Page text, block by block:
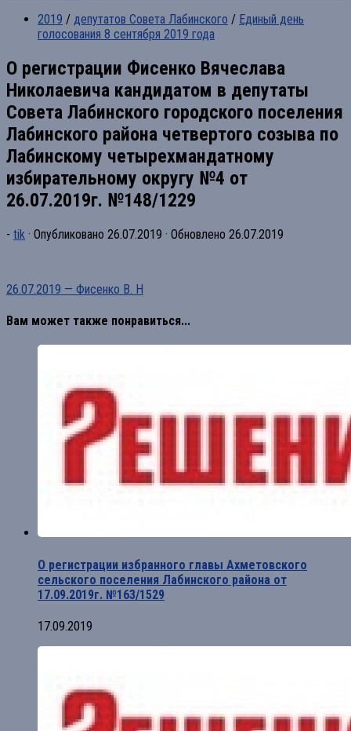
2019 / депутатов Совета Лабинского / Единый день
голосования 8 сентября 2019 года
О регистрации Фисенко Вячеслава
Николаевича кандидатом в депутаты
Совета Лабинского городского поселения
Лабинского района четвертого созыва по
Лабинскому четырехмандатному
избирательному округу №4 от
26.07.2019г. №148/1229
- tik · Опубликовано 26.07.2019 · Обновлено 26.07.2019
26.07.2019 — Фисенко В. Н
Вам может также понравиться...
О регистрации избранного главы Ахметовского
сельского поселения Лабинского района от
17.09.2019г. №163/1529
17.09.2019